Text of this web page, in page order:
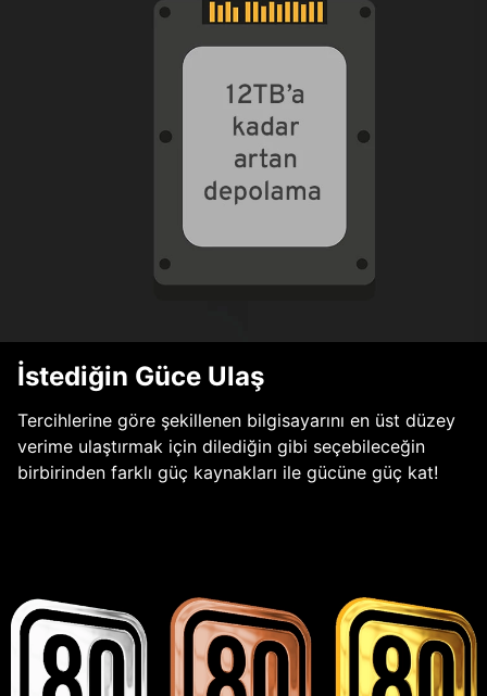
İstediğin Güce Ulaş
Tercihlerine göre şekillenen bilgisayarını en üst düzey
verime ulaştırmak için dilediğin gibi seçebileceğin
birbirinden farklı güç kaynakları ile gücüne güç kat!